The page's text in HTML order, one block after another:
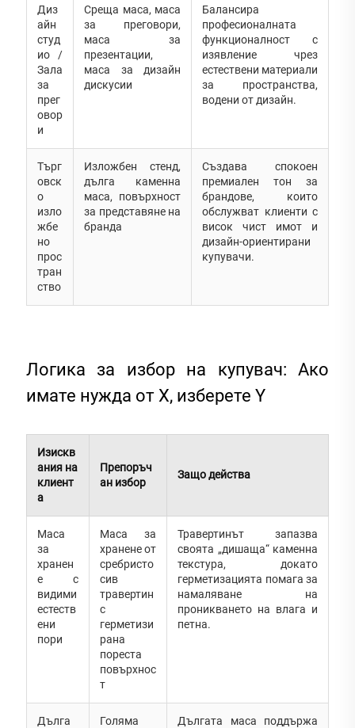
Диз
айн
студ
ио /
Зала
за
прег
овор
и
Среща маса, маса
за преговори,
маса за
презентации,
маса за дизайн
дискусии
Балансира
професионалната
функционалност с
изявление чрез
естествени материали
за пространства,
водени от дизайн.
Търг
овск
о
изло
жбе
но
прос
тран
ство
Изложбен стенд,
дълга каменна
маса, повърхност
за представяне на
бранда
Създава спокоен
премиален тон за
брандове, които
обслужват клиенти с
висок чист имот и
дизайн-ориентирани
купувачи.
Логика за избор на купувач: Ако
имате нужда от X, изберете Y
Изискв
ания на
клиент
а
Препоръч
ан избор
Защо действа
Маса
за
хранен
е с
видими
естеств
ени
пори
Маса за
хранене от
сребристо
сив
травертин
с
герметизи
рана
пореста
повърхнос
т
Травертинът запазва
своята „дишаща“ каменна
текстура, докато
герметизацията помага за
намаляване на
проникването на влага и
петна.
Дълга
Голяма
Дългата маса поддържа